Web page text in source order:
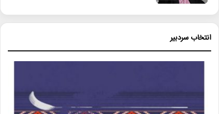
• کدام فیلم‌ها در گیشه سینماها صدرنشین شدند؟
• «سبیل‌السلطنه» در سنگلج روی صحنه می‌رود
• روایت هنر و شعر عاشورایی در اختتامیه «میراث محتشم کاشانی»
• عیادت از ایرج؛ تجلیل از دهه‌ها فعالیت هنری خواننده نامدار
انتخاب سردبیر